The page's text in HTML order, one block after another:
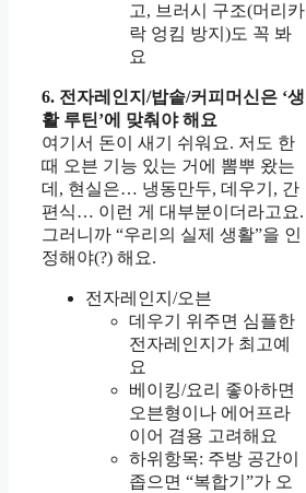
고, 브러시 구조(머리카
락 엉킴 방지)도 꼭 봐
요
6. 전자레인지/밥솥/커피머신은 ‘생
활 루틴’에 맞춰야 해요
여기서 돈이 새기 쉬워요. 저도 한
때 오븐 기능 있는 거에 뽐뿌 왔는
데, 현실은… 냉동만두, 데우기, 간
편식… 이런 게 대부분이더라고요.
그러니까 “우리의 실제 생활”을 인
정해야(?) 해요.
전자레인지/오븐
데우기 위주면 심플한
전자레인지가 최고예
요
베이킹/요리 좋아하면
오븐형이나 에어프라
이어 겸용 고려해요
하위항목: 주방 공간이
좁으면 “복합기”가 오